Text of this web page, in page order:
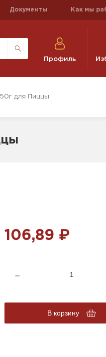
Документы Как мы
Профиль
для Пиццы
106,89 ₽
В корзину